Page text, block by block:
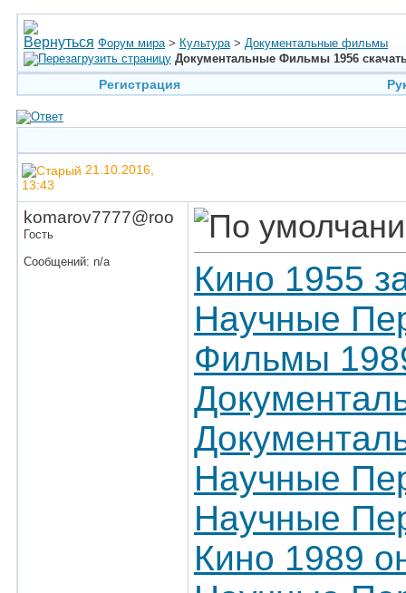
Форум мира > Культура > Документальные фильмы
Документальные Фильмы 1956
Регистрация
21.10.2016,
13:43
komarov7777@roo
Гость
Сообщений: n/a
Кино 1955
Научные
Фильмы
Научные
Научные
Кино 1989